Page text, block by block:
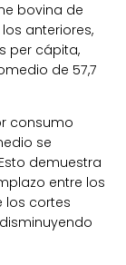
bovina de
anteriores,
per cápita,
de 57,7
consumo
se
demuestra
entre los
los cortes